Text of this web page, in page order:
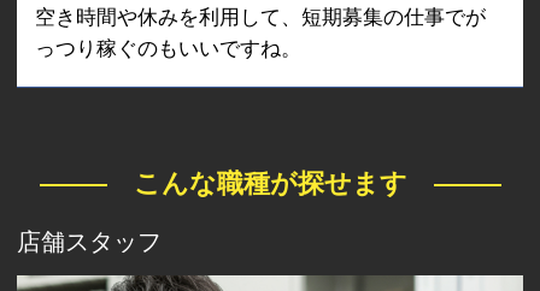
空き時間や休みを利用して、短期募集の仕事でが
っつり稼ぐのもいいですね。
こんな職種が探せます
店舗スタッフ